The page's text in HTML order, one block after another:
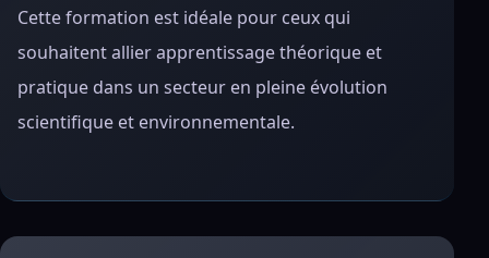
Cette formation est idéale pour ceux qui
souhaitent allier apprentissage théorique et
pratique dans un secteur en pleine évolution
scientifique et environnementale.